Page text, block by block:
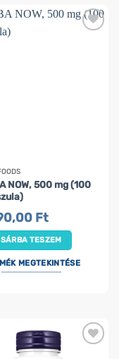
NOW, 500 mg (100
Ft
TESZEM
MEGTEKINTÉSE